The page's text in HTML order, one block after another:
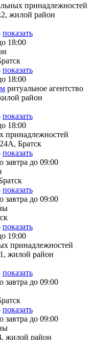
принадлежностей
жилой район
показать
18:00
показать
18:00
ритуальное агентство
район
показать
18:00
принадлежностей
Братск
показать
завтра до 09:00
показать
завтра до 09:00
показать
19:00
принадлежностей
жилой район
показать
завтра до 09:00
показать
завтра до 09:00
жилой район